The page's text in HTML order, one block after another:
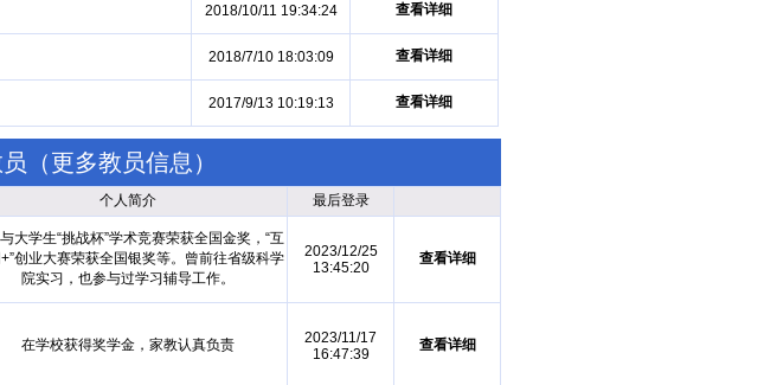
2018/10/11 19:34:24 查看详细
2018/7/10 18:03:09 查看详细
2017/9/13 10:19:13 查看详细
（更多教员信息 ）
个人简介 最后登录
大学生“挑战杯”学术竞赛荣获全国金奖，“互
创业大赛荣获全国银奖等。曾前往省级科学
院实习，也参与过学习辅导工作。
2023/12/25
13:45:20
查看详细
在学校获得奖学金，家教认真负责
2023/11/17
16:47:39
查看详细